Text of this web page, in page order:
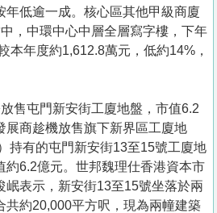
年低逾一成。核心區其他甲級商廈
，中環中心中層全層寫字樓，下年
本年度約1,612.8萬元，低約14%，
售屯門新安街工廈地盤，市值6.2
展商趁機放售旗下新界區工廈地
持有的屯門新安街13至15號工廈地
約6.2億元。世邦魏理仕香港資本市
岷表示，新安街13至15號坐落於兩
共約20,000平方呎，現為兩幢建築